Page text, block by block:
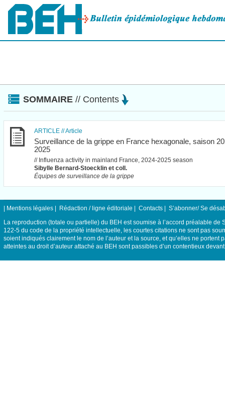
SOMMAIRE // Contents
ARTICLE // Article
Surveillance de la grippe en France hexagonale, saison
2025
// Influenza activity in mainland France, 2024-2025 season
Sibylle Bernard-Stoecklin et coll.
Équipes de surveillance de la grippe
Mentions légales Rédaction / ligne éditoriale Contacts
S’abonner/ Se
La reproduction (totale ou partielle) du BEH est soumise à l’accord préalable de
122-5 du code de la propriété intellectuelle, les courtes citations ne sont pas
soient indiqués clairement le nom de l’auteur et la source, et qu’elles ne portent
atteintes au droit d’auteur attaché au BEH sont passibles d’un contentieux
Panneau de gestion des cookies